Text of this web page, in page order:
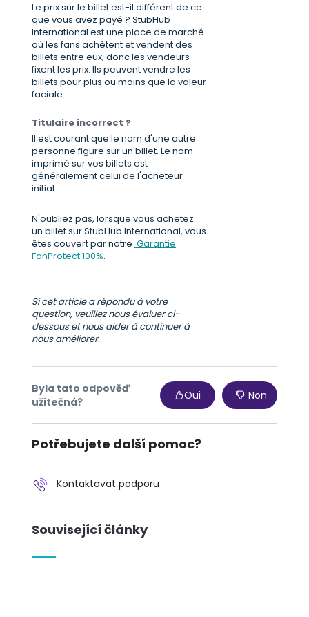
Le prix sur le billet est-il différent de ce
que vous avez payé ? StubHub
International est une place de marché
où les fans achètent et vendent des
billets entre eux, donc les vendeurs
fixent les prix. Ils peuvent vendre les
billets pour plus ou moins que la valeur
faciale.
Titulaire incorrect ?
Il est courant que le nom d'une autre
personne figure sur un billet. Le nom
imprimé sur vos billets est
généralement celui de l'acheteur
initial.
N'oubliez pas, lorsque vous achetez
un billet sur StubHub International, vous
êtes couvert par notre Garantie
FanProtect 100%.
Si cet article a répondu à votre
question, veuillez nous évaluer ci-
dessous et nous aider à continuer à
nous améliorer.
Byla tato odpověď
užitečná?
Oui Non
Potřebujete další pomoc?
Kontaktovat podporu
Související články